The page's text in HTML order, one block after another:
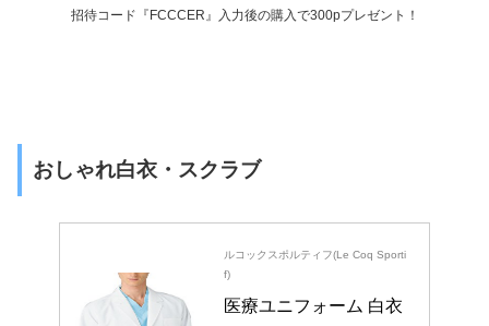
招待コード『FCCCER』入力後の購入で300pプレゼント！
おしゃれ白衣・スクラブ
ルコックスポルティフ(Le Coq Sporti
f)
医療ユニフォーム 白衣